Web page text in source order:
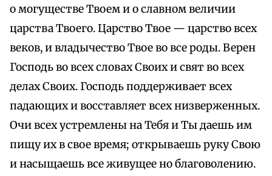
о могуществе Твоем и о славном величии
царства Твоего. Царство Твое — царство всех
веков, и владычество Твое во все роды. Верен
Господь во всех словах Своих и свят во всех
делах Своих. Господь поддерживает всех
падающих и восставляет всех низверженных.
Очи всех устремлены на Тебя и Ты даешь им
пищу их в свое время; открываешь руку Свою
и насыщаешь все живущее но благоволению.